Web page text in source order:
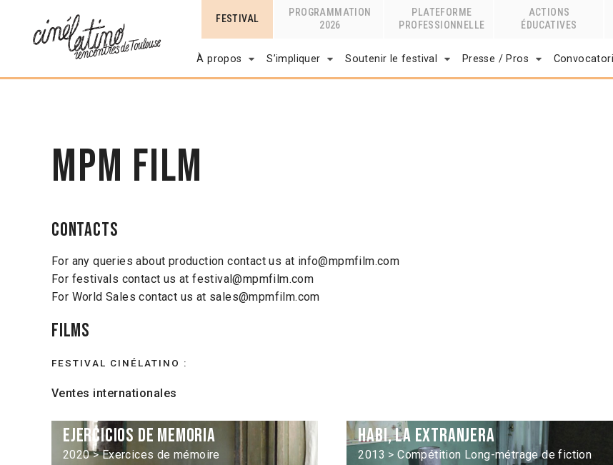
FESTIVAL
PROGRAMMATION
2026
PLATEFORME
PROFESSIONNELLE
ACTIONS
ÉDUCATIVES
À propos S’impliquer Soutenir le festival Presse / Pros
MPM Film
Contacts
For any queries about production contact us at info@mpmfilm.com
For festivals contact us at festival@mpmfilm.com
For World Sales contact us at sales@mpmfilm.com
Films
FESTIVAL CINÉLATINO :
Ventes internationales
Ejercicios de memoria
2020 > Exercices de mémoire
Habi, la extranjera
2013 > Compétition Long-métrage de fiction